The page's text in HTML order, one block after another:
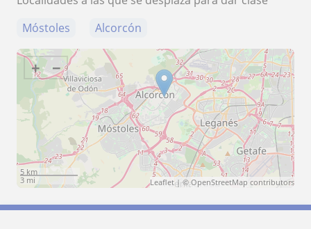
Móstoles
Alcorcón
+ −
5 km
3 mi
Leaflet| ©OpenStreetMap contributors